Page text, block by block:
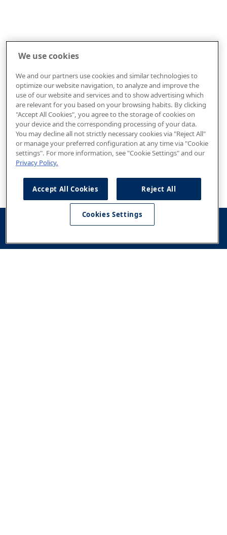
We use cookies
We and our partners use cookies and similar technologies to
optimize our website navigation, to analyze and improve the
use of our website and services and to show advertising which
are relevant for you based on your browsing habits. By clicking
"Accept All Cookies", you agree to the storage of cookies on
your device and the corresponding processing of your data.
You may decline all not strictly necessary cookies via "Reject All"
or manage your preferred configuration at any time via "Cookie
settings". For more information, see "Cookie Settings" and our
Privacy Policy.
Accept All Cookies Reject All
Cookies Settings